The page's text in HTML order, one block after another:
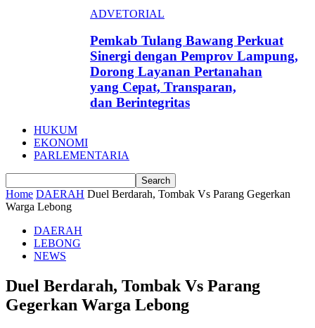
ADVETORIAL
Pemkab Tulang Bawang Perkuat
Sinergi dengan Pemprov Lampung,
Dorong Layanan Pertanahan
yang Cepat, Transparan,
dan Berintegritas
HUKUM
EKONOMI
PARLEMENTARIA
Home DAERAH Duel Berdarah, Tombak Vs Parang Gegerkan
Warga Lebong
DAERAH
LEBONG
NEWS
Duel Berdarah, Tombak Vs Parang
Gegerkan Warga Lebong